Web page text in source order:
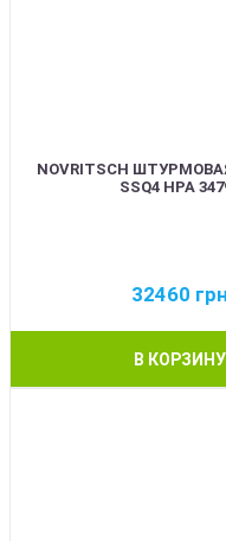
NOVRITSCH
SSQ4 HPA
32460 грн
В КОРЗИНУ